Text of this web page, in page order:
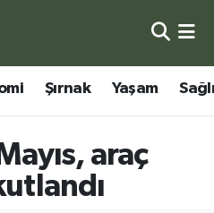
Şırnak Yaşam
araç
Haritası